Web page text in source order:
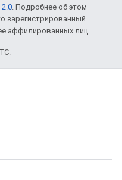
. Подробнее об этом
зарегистрированный
аффилированных лиц.